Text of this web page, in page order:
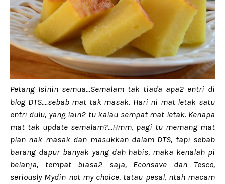
Petang Isinin semua...Semalam tak tiada apa2 entri di
blog DTS....sebab mat tak masak. Hari ni mat letak satu
entri dulu, yang lain2 tu kalau sempat mat letak. Kenapa
mat tak update semalam?...Hmm, pagi tu memang mat
plan nak masak dan masukkan dalam DTS, tapi sebab
barang dapur banyak yang dah habis, maka kenalah pi
belanja, tempat biasa2 saja, Econsave dan Tesco,
seriously Mydin not my choice, tatau pesal, ntah macam